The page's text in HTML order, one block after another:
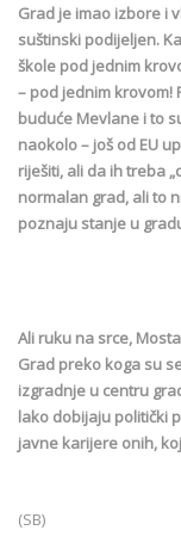
Grad je imao izbore i
suštinski podijeljen.
škole pod jednim
– pod jednim krovom!
buduće Mevlane i to
naokolo – još od EU
riješiti, ali da ih treba
normalan grad, ali to
poznaju stanje u
Ali ruku na srce,
Grad preko koga su
izgradnje u centru
lako dobijaju politički
javne karijere onih,
(SB)